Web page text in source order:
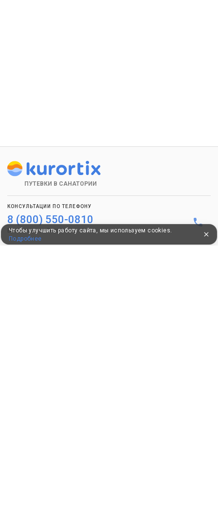
ПУТЕВКИ В САНАТОРИИ
КОНСУЛЬТАЦИИ ПО ТЕЛЕФОНУ
8 (800) 550-0810
Бесплатно по России
Чтобы улучшить работу сайта, мы используем cookies.
Подробнее